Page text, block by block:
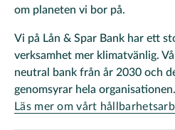
om planeten vi bor på.
Vi på Lån & Spar Bank har ett
verksamhet mer klimatvänlig.
neutral bank från år 2030 och
genomsyrar hela organisationen.
Läs mer om vårt